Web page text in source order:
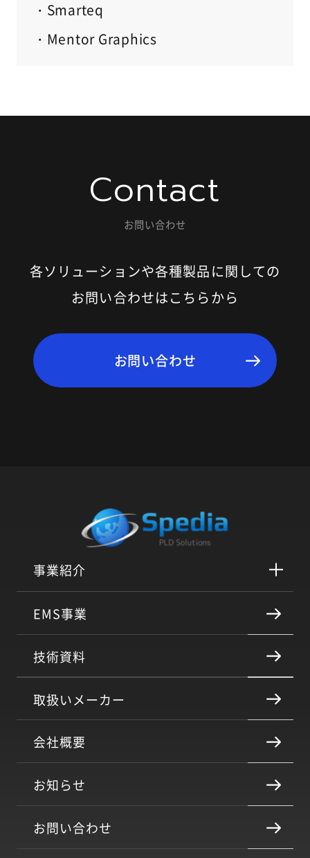
・Smarteq
・Mentor Graphics
Contact
お問い合わせ
各ソリューションや各種製品に関しての
お問い合わせはこちらから
お問い合わせ
事業紹介
EMS事業
技術資料
取扱いメーカー
会社概要
お知らせ
お問い合わせ